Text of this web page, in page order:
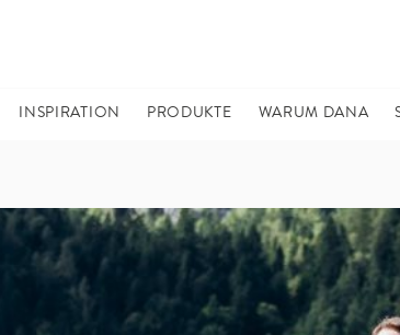
(CURRENT)
INSPIRATION PRODUKTE WARUM DANA